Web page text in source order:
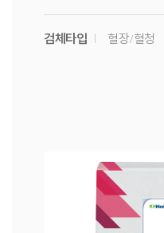
# 동물진단 # 분자진
검체타입
혈장/혈청